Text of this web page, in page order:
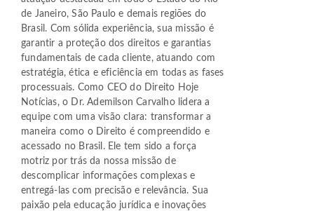
de Janeiro, São Paulo e demais regiões do
Brasil. Com sólida experiência, sua missão é
garantir a proteção dos direitos e garantias
fundamentais de cada cliente, atuando com
estratégia, ética e eficiência em todas as fases
processuais. Como CEO do Direito Hoje
Notícias, o Dr. Ademilson Carvalho lidera a
equipe com uma visão clara: transformar a
maneira como o Direito é compreendido e
acessado no Brasil. Ele tem sido a força
motriz por trás da nossa missão de
descomplicar informações complexas e
entregá-las com precisão e relevância. Sua
paixão pela educação jurídica e inovações